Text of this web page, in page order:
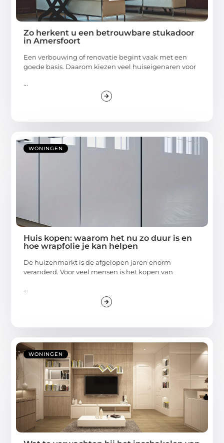
Zo herkent u een betrouwbare stukadoor
in Amersfoort
Een verbouwing of renovatie begint vaak met een
goede basis. Daarom kiezen veel huiseigenaren voor
...
WONINGEN
Huis kopen: waarom het nu zo duur is en
hoe wrapfolie je kan helpen
De huizenmarkt is de afgelopen jaren enorm
veranderd. Voor veel mensen is het kopen van
...
WONINGEN